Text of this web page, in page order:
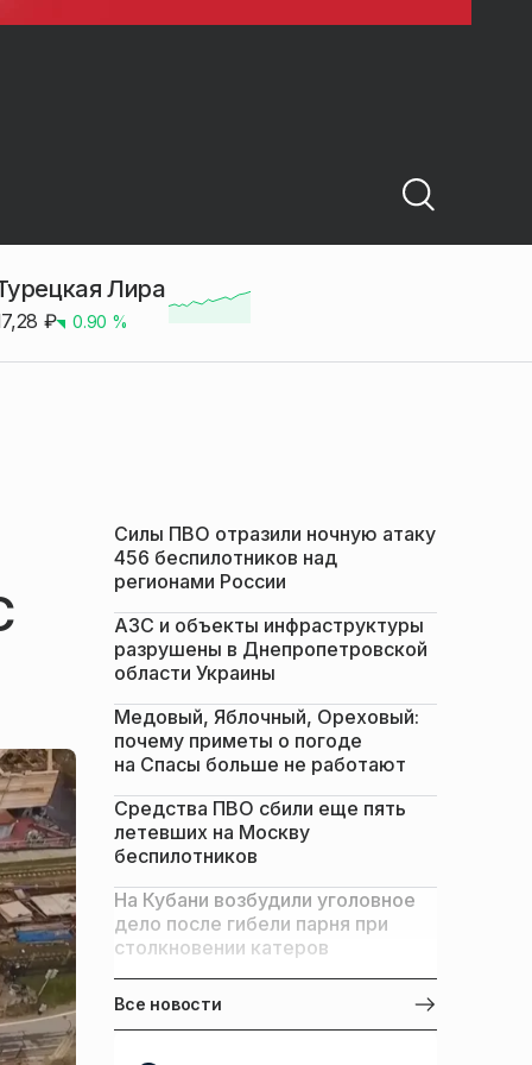
Лира
₽ 0.90 %
Силы ПВО отразили ночную атаку
456 беспилотников над
регионами России
АЗС и объекты инфраструктуры
разрушены в Днепропетровской
области Украины
Медовый, Яблочный, Ореховый:
почему приметы о погоде
на Спасы больше не работают
Средства ПВО сбили еще пять
летевших на Москву
беспилотников
На Кубани возбудили уголовное
дело после гибели парня при
столкновении катеров
Все новости